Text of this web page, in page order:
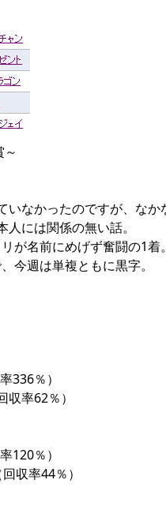
なかったのですが、な
には関係の無い話。
が名前にめげず奮闘の1
今週は単複ともに黒字。
％）
率62％）
％）
収率44％）